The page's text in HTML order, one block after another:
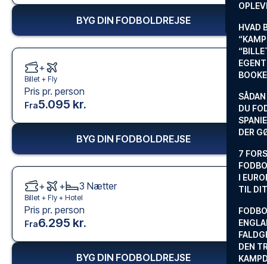
HVAD
DU
DER
7
I
TIL
DEN
BYG DIN FODBOLDREJSE
+
Billet + Fly
Pris pr. person
Fra5.095 kr.
BYG DIN FODBOLDREJSE
+ + 3 Nætter
Billet + Fly + Hotel
Pris pr. person
Fra6.295 kr.
BYG DIN FODBOLDREJSE